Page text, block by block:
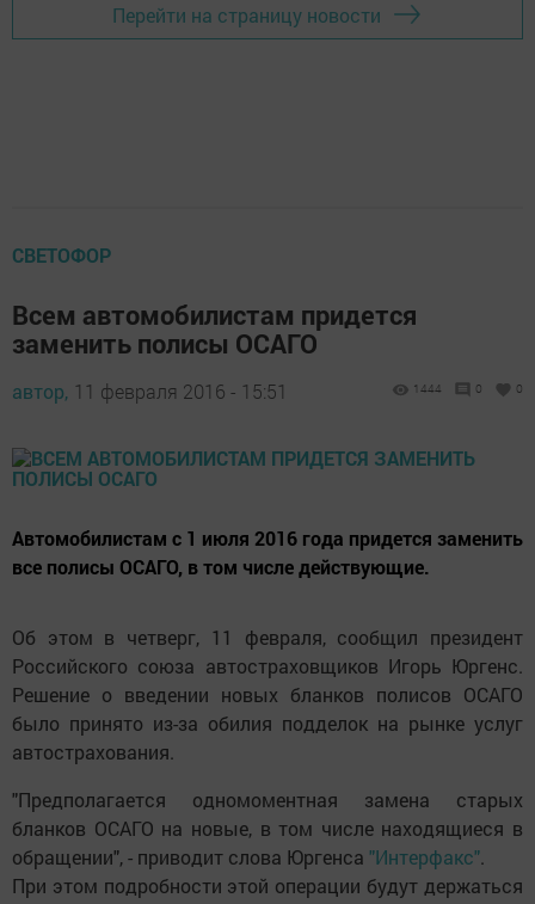
Перейти на страницу новости
СВЕТОФОР
Всем автомобилистам придется
заменить полисы ОСАГО
автор, 11 февраля 2016 - 15:51 1444 0 0
Автомобилистам с 1 июля 2016 года придется заменить
все полисы ОСАГО, в том числе действующие.
Об этом в четверг, 11 февраля, сообщил президент
Российского союза автостраховщиков Игорь Юргенс.
Решение о введении новых бланков полисов ОСАГО
было принято из-за обилия подделок на рынке услуг
автострахования.
"Предполагается одномоментная замена старых
бланков ОСАГО на новые, в том числе находящиеся в
обращении", - приводит слова Юргенса "Интерфакс".
При этом подробности этой операции будут держаться